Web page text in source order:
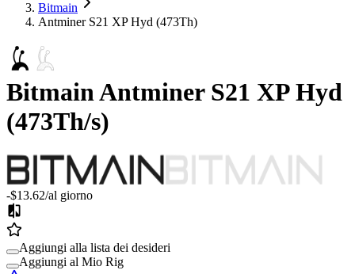
Bitmain
Antminer S21 XP Hyd (473Th)
BitmainAntminer S21 XP Hyd
(473Th/s)
-$13.62/al giorno
Aggiungi alla lista dei desideri
Aggiungi al Mio Rig